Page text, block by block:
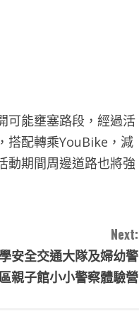
可能壅塞路段，經過活
搭配轉乘YouBike，減
動期間周邊道路也將強
Next:
安全交通大隊及婦幼警
親子館小小警察體驗營